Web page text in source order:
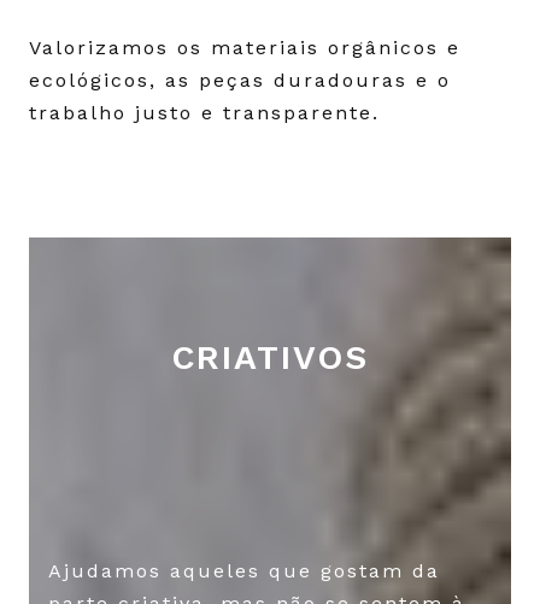
Valorizamos os materiais orgânicos e
ecológicos, as peças duradouras e o
trabalho justo e transparente.
CRIATIVOS
Ajudamos aqueles que gostam da